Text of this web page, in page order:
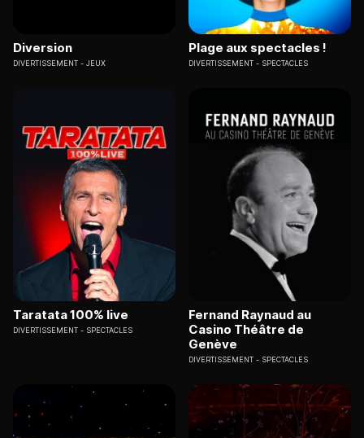
Diversion
DIVERTISSEMENT JEUX
Plage aux spectacles !
DIVERTISSEMENT SPECTACLES
Taratata 100% live
DIVERTISSEMENT SPECTACLES
Fernand Raynaud au
Casino Théâtre de
Genève
DIVERTISSEMENT SPECTACLES